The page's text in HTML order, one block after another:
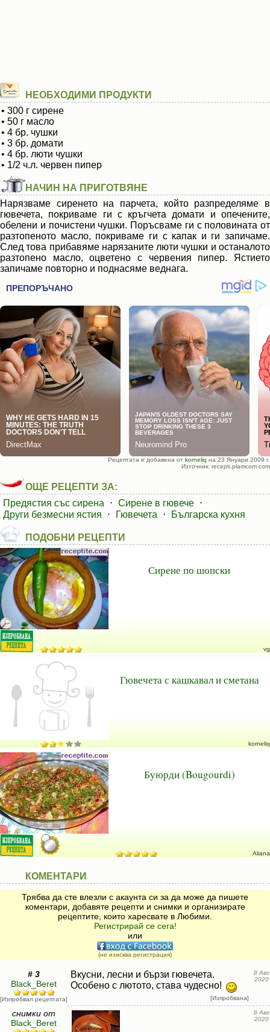
НЕОБХОДИМИ ПРОДУКТИ
• 300 г сирене
• 50 г масло
• 4 бр. чушки
• 3 бр. домати
• 4 бр. люти чушки
• 1/2 ч.л. червен пипер
НАЧИН НА ПРИГОТВЯНЕ
Нарязваме сиренето на парчета, който разпределяме в
гювечета, покриваме ги с кръгчета домати и опечените,
обелени и почистени чушки. Поръсваме ги с половината от
разтопеното масло, покриваме ги с капак и ги запичаме.
След това прибавяме нарязаните люти чушки и останалото
разтопено масло, оцветено с червения пипер. Ястието
запичаме повторно и поднасяме веднага.
Рецептата е добавена от korneliq на 23 Януари 2009 г.
Източник: recepti.plamcom.com
ОЩЕ РЕЦЕПТИ ЗА:
Предястия със сирена
⋅ Сирене в гювече ⋅
Други безмесни ястия
⋅ Гювечета ⋅ Българска кухня
ПОДОБНИ РЕЦЕПТИ
Сирене по шопски
vg
Гювечета с кашкавал и сметана
korneliq
Буюрди (Bougourdi)
Aliana
КОМЕНТАРИ
Трябва да сте влезли с акаунта си за да може да пишете
коментари, добавяте рецепти и снимки и организирате
рецептите, които харесвате в Любими.
Регистрирай се сега!
или
(не изисква регистрация)
# 3
Black_Beret
[Изпробвал рецептата]
Вкусни, лесни и бързи гювечета.
Особено с лютото, става чудесно!
[Изпробвана]
8 Авг
2020
снимки от
Black_Beret
8 Авг
2020